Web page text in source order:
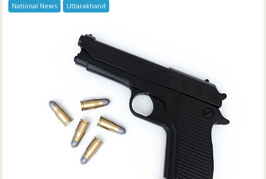
National News Uttarakhand